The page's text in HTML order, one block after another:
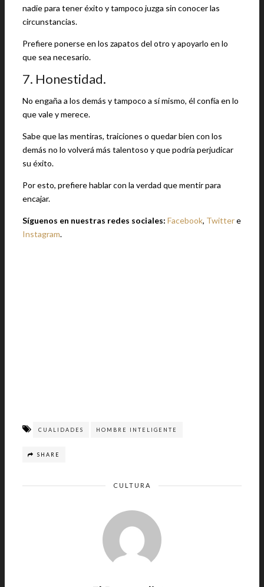
nadie para tener éxito y tampoco juzga sin conocer las
circunstancias.
Prefiere ponerse en los zapatos del otro y apoyarlo en lo
que sea necesario.
7. Honestidad.
No engaña a los demás y tampoco a sí mismo, él confía en lo
que vale y merece.
Sabe que las mentiras, traiciones o quedar bien con los
demás no lo volverá más talentoso y que podría perjudicar
su éxito.
Por esto, prefiere hablar con la verdad que mentir para
encajar.
Síguenos en nuestras redes sociales: Facebook, Twittere
Instagram.
CUALIDADES HOMBRE INTELIGENTE
SHARE
CULTURA